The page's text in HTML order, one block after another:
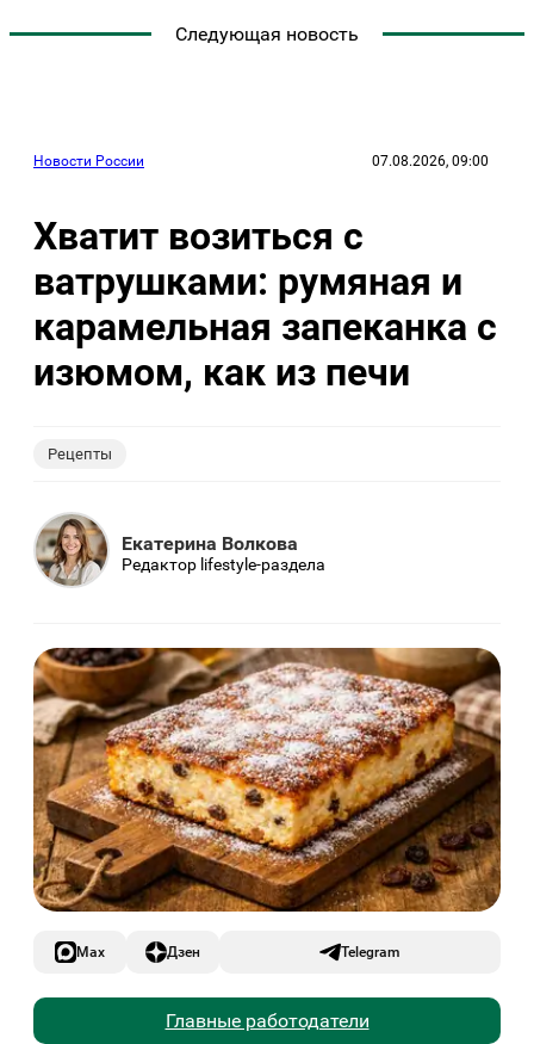
Следующая новость
Новости России 07.08.2026, 09:00
Хватит возиться с
ватрушками: румяная и
карамельная запеканка с
изюмом, как из печи
Рецепты
Екатерина Волкова
Редактор lifestyle-раздела
Max Дзен Telegram
Главные работодатели